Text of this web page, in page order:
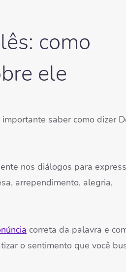
como
ele
saber como dizer
nos diálogos para
arrependimento, alegria,
correta da palavra e
o sentimento que você